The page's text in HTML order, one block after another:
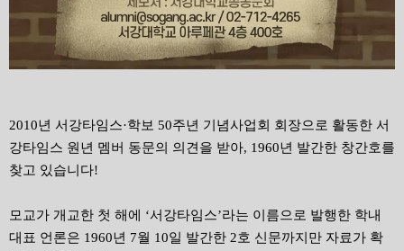
2010년 서강타임스·학보 50주년 기념사업회 회장으로 활동한 서
강타임스 원년 멤버 동문의 의견을 받아, 1960년 발간한 창간호를
찾고 있습니다!
모교가 개교한 첫 해에 ‘서강타임스’라는 이름으로 발행한 학내
대표 언론은 1960년 7월 10일 발간한 2호 신문까지만 자료가 확